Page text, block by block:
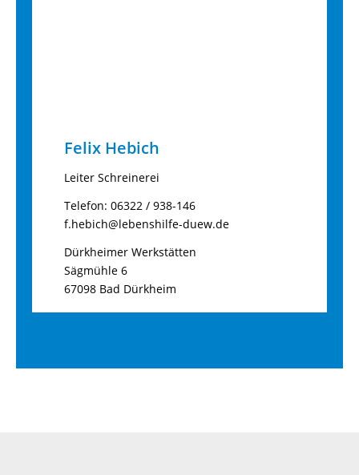
Felix Hebich
Leiter Schreinerei
Telefon: 06322 / 938-146
f.hebich@lebenshilfe-duew.de
Dürkheimer Werkstätten
Sägmühle 6
67098 Bad Dürkheim